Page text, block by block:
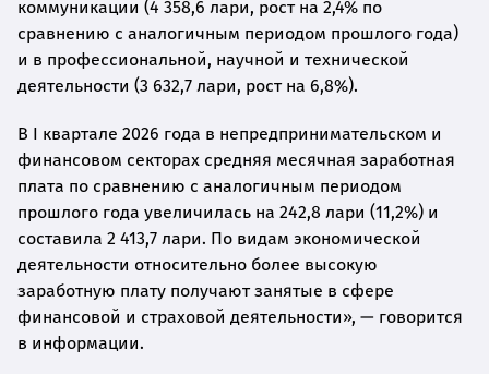
коммуникации (4 358,6 лари, рост на 2,4% по
сравнению с аналогичным периодом прошлого года)
и в профессиональной, научной и технической
деятельности (3 632,7 лари, рост на 6,8%).
В I квартале 2026 года в непредпринимательском и
финансовом секторах средняя месячная заработная
плата по сравнению с аналогичным периодом
прошлого года увеличилась на 242,8 лари (11,2%) и
составила 2 413,7 лари. По видам экономической
деятельности относительно более высокую
заработную плату получают занятые в сфере
финансовой и страховой деятельности», — говорится
в информации.